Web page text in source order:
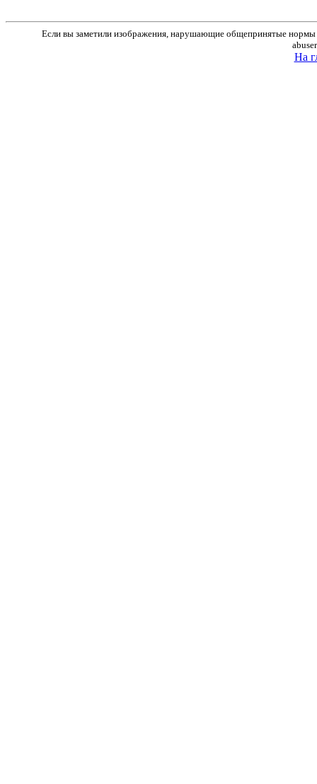
Если вы заметили изображения, нарушающие общепринятые нормы
На